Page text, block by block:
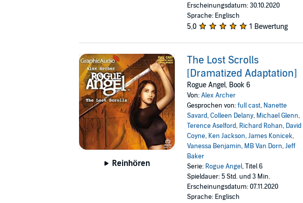
Erscheinungsdatum: 30.10.2020
Sprache: Englisch
5,0 1 Bewertung
Reinhören
The Lost Scrolls
[Dramatized Adaptation]
Rogue Angel, Book 6
Von:Alex Archer
Gesprochen von:full cast, Nanette
Savard,Colleen Delany, Michael Glenn,
Terence Aselford, Richard Rohan, David
Coyne, Ken Jackson,James Konicek,
Vanessa Benjamin, MB Van Dorn,Jeff
Baker
Serie: Rogue Angel, Titel 6
Spieldauer: 5 Std. und 3 Min.
Erscheinungsdatum: 07.11.2020
Sprache: Englisch